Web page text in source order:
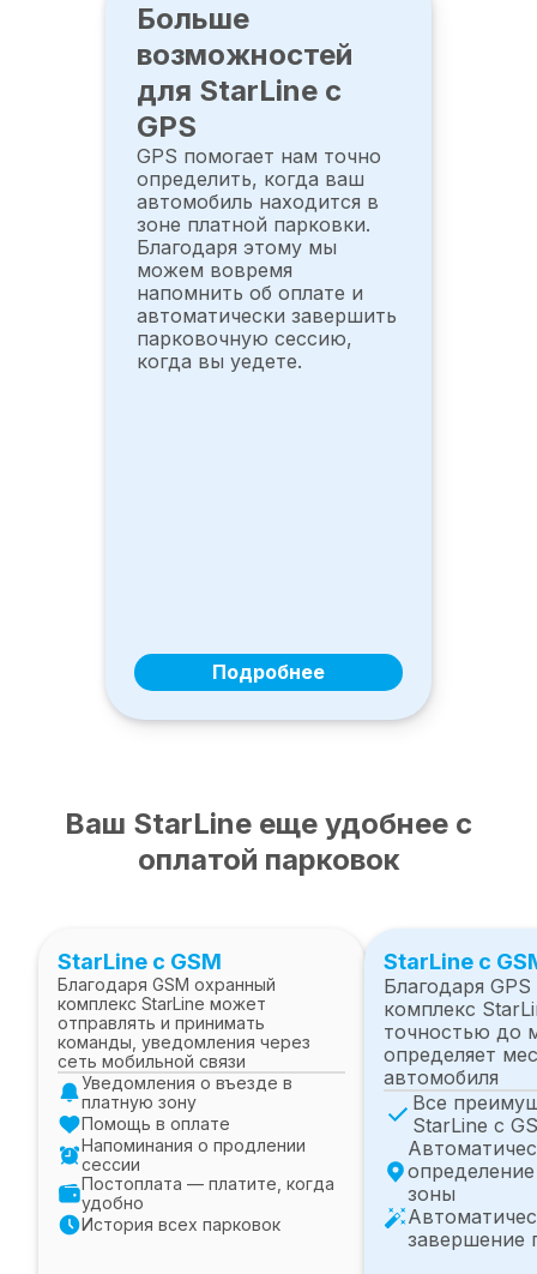
Больше
возможностей
для StarLine с
GPS
GPS помогает нам точно
определить, когда ваш
автомобиль находится в
зоне платной парковки.
Благодаря этому мы
можем вовремя
напомнить об оплате и
автоматически завершить
парковочную сессию,
когда вы уедете.
Подробнее
Ваш StarLine еще удобнее с
оплатой парковок
StarLine с GSM
Благодаря GSM охранный
комплекс StarLine может
отправлять и принимать
команды, уведомления через
сеть мобильной связи
Уведомления о въезде в
платную зону
Помощь в оплате
Напоминания о продлении
сессии
Постоплата — платите, когда
удобно
История всех парковок
StarLine с
Благодаря
комплекс
точностью до
определяет
автомобиля
Все
StarLine с
зоны
завершение